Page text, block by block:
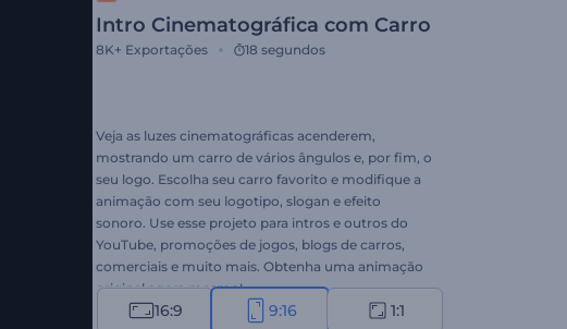
Intro Cinematográfica com Carro
8K+ Exportações 18 segundos
Veja as luzes cinematográficas acenderem,
mostrando um carro de vários ângulos e, por fim, o
seu logo. Escolha seu carro favorito e modifique a
animação com seu logotipo, slogan e efeito
sonoro. Use esse projeto para intros e outros do
YouTube, promoções de jogos, blogs de carros,
comerciais e muito mais. Obtenha uma animação
original agora mesmo!
16:9 9:16 1:1